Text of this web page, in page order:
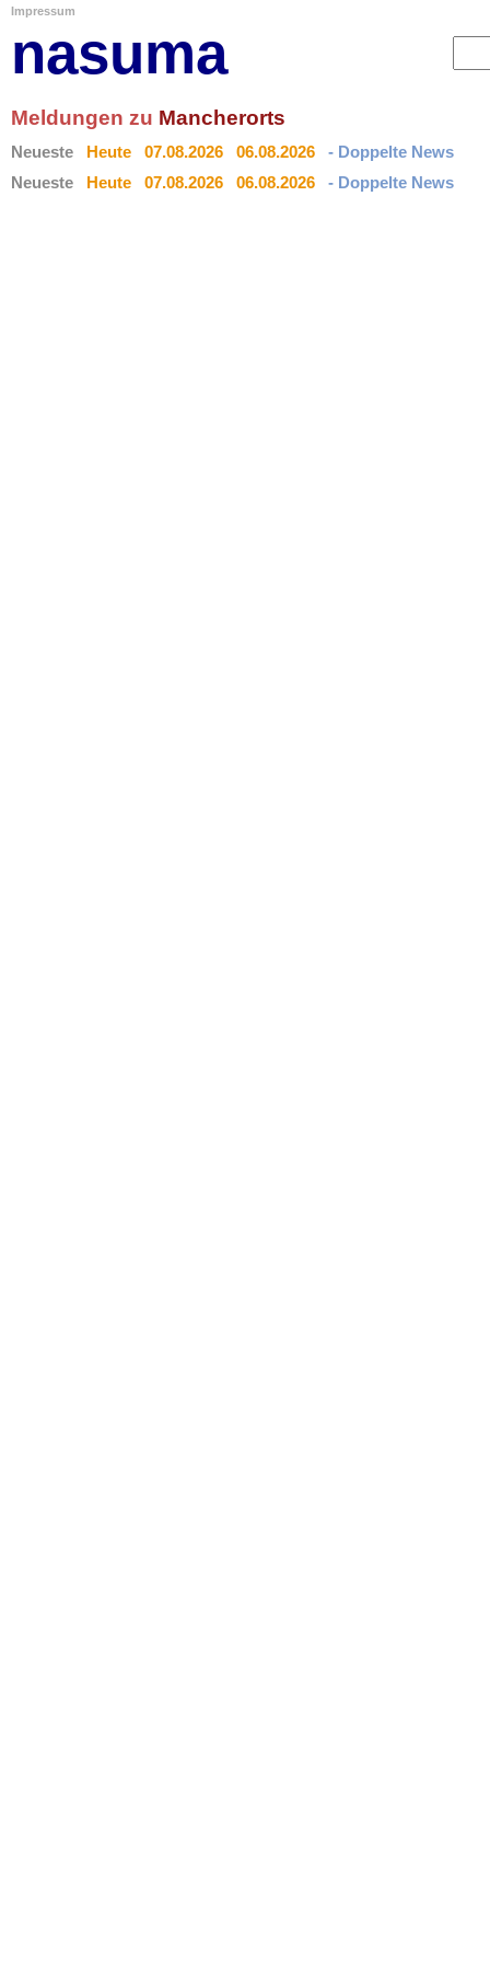
Impressum
nasuma
Meldungen zu Mancherorts
Neueste Heute 07.08.2026 06.08.2026
- Doppelte News
Neueste
Heute 07.08.2026 06.08.2026 - Doppelte News